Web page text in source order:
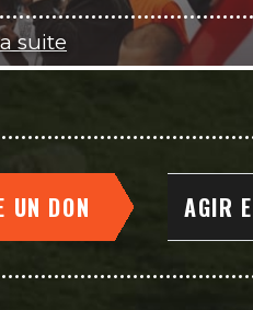
suite
UN DON AGIR